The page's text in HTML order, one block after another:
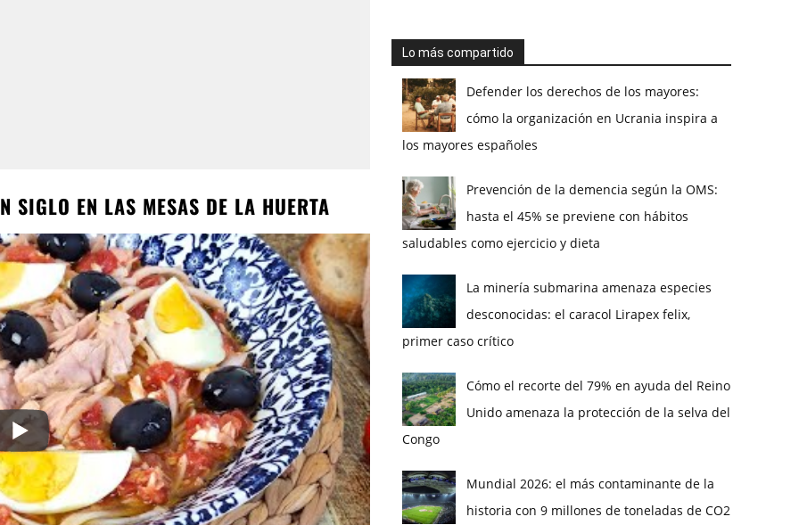
SIGLO EN LAS MESAS DE LA HUERTA
Lo más compartido
Defender los derechos de los mayores:
cómo la organización en Ucrania inspira a
los mayores españoles
Prevención de la demencia según la OMS:
hasta el 45% se previene con hábitos
saludables como ejercicio y dieta
La minería submarina amenaza especies
desconocidas: el caracol Lirapex felix,
primer caso crítico
Cómo el recorte del 79% en ayuda del Reino
Unido amenaza la protección de la selva del
Congo
Mundial 2026: el más contaminante de la
historia con 9 millones de toneladas de CO2